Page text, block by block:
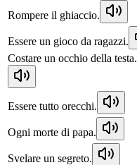
Rompere il ghiaccio.
Essere un gioco da ragazzi.
Costare un occhio della testa.
Essere tutto orecchi.
Ogni morte di papa.
Svelare un segreto.